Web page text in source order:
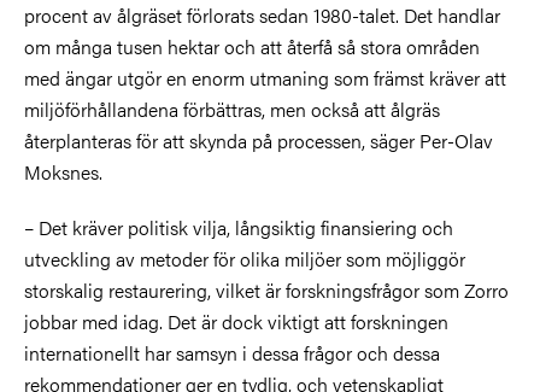
procent av ålgräset förlorats sedan 1980-talet. Det handlar
om många tusen hektar och att återfå så stora områden
med ängar utgör en enorm utmaning som främst kräver att
miljöförhållandena förbättras, men också att ålgräs
återplanteras för att skynda på processen, säger Per-Olav
Moksnes.
– Det kräver politisk vilja, långsiktig finansiering och
utveckling av metoder för olika miljöer som möjliggör
storskalig restaurering, vilket är forskningsfrågor som Zorro
jobbar med idag. Det är dock viktigt att forskningen
internationellt har samsyn i dessa frågor och dessa
rekommendationer ger en tydlig, och vetenskapligt